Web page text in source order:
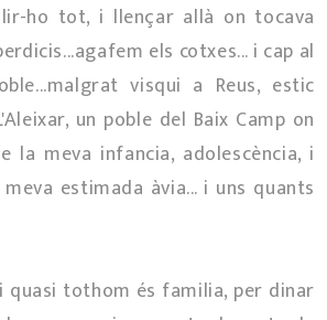
ho tot, i llençar allà on tocava
els cotxes... i cap al
visqui a Reus, estic
un poble del Baix Camp on
la meva infancia, adolescència, i
estimada àvia... i uns quants
quasi tothom és familia, per dinar